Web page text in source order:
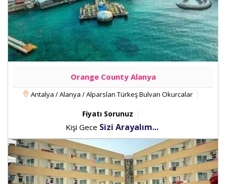
Orange County Alanya
Antalya / Alanya / Alparslan Türkeş Bulvarı Okurcalar
Fiyatı Sorunuz
Kişi Gece Sizi Arayalım...